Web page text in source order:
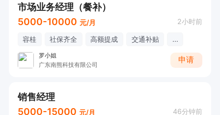
市场业务经理（餐补）
5000-10000 元/月 2小时前
容桂 社保齐全 高额提成 交通补贴 ...
罗小姐
广东南熊科技有限公司
申请
销售经理
5000-15000 元/月 46分钟前